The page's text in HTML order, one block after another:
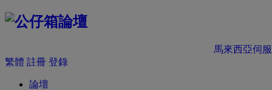
馬來西亞伺
繁體 註冊 登錄
論壇